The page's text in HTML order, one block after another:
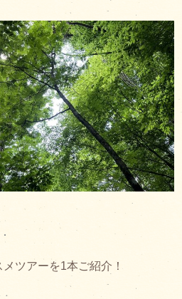
ツアーを1本ご紹介！